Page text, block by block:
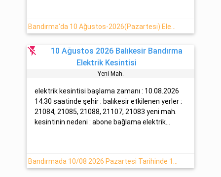
flash_off
10 Ağustos 2026 Balıkesir Bandırma
Elektrik Kesintisi
Yeni̇ Mah.
elektrik kesintisi başlama zamanı : 10.08.2026
14:30 saatinde şehir : balıkesir etkilenen yerler :
21084, 21085, 21088, 21107, 21083 yeni mah.
kesintinin nedeni : abone bağlama elektrik...